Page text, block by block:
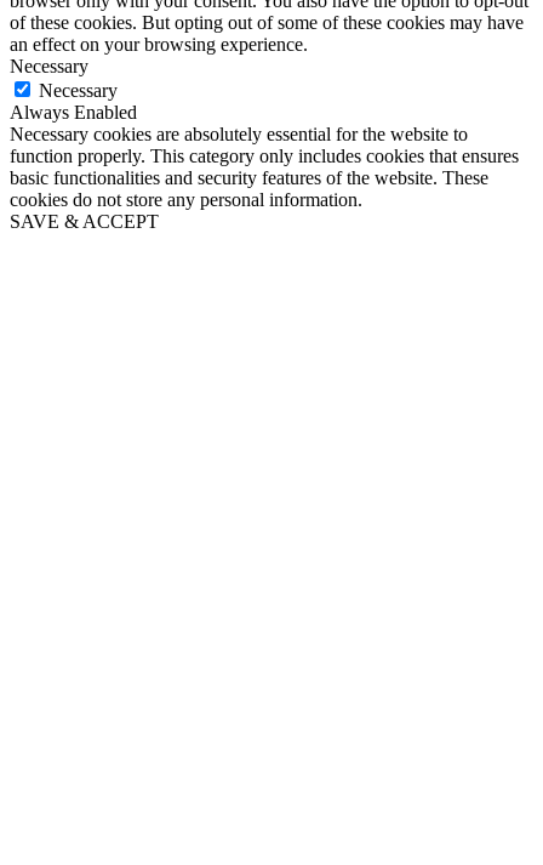
of these cookies. But opting out of some of these cookies may have
an effect on your browsing experience.
Necessary
Necessary
Always Enabled
Necessary cookies are absolutely essential for the website to
function properly. This category only includes cookies that ensures
basic functionalities and security features of the website. These
cookies do not store any personal information.
SAVE & ACCEPT